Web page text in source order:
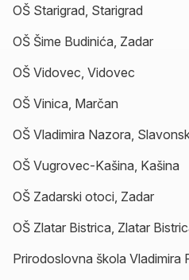
OŠ Starigrad, Starigrad
OŠ Šime Budinića, Zadar
OŠ Vidovec, Vidovec
OŠ Vinica, Marčan
OŠ Vladimira Nazora,
OŠ Vugrovec-Kašina, Kašina
OŠ Zadarski otoci, Zadar
OŠ Zlatar Bistrica, Zlatar
Prirodoslovna škola Vladimira